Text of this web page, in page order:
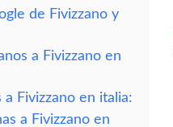
de Fivizzano y
a Fivizzano en
Fivizzano en italia:
a Fivizzano en